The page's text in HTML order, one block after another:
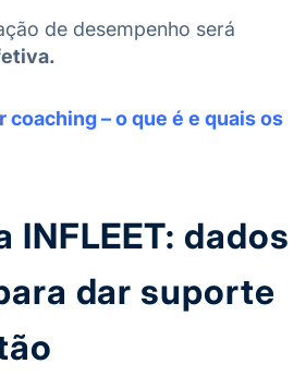
de desempenho será
coaching – o que é e quais os
INFLEET: dados
dar suporte